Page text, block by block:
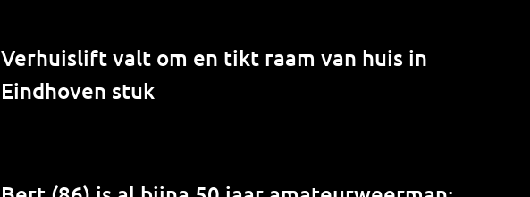
Verhuislift valt om en tikt raam van huis in
Eindhoven stuk